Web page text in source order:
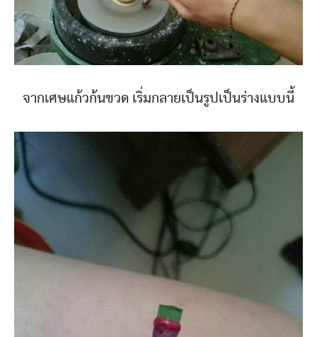
จากเศษแก้วก้นขวด เริ่มกลายเป็นรูปเป็นร่างแบบนี้